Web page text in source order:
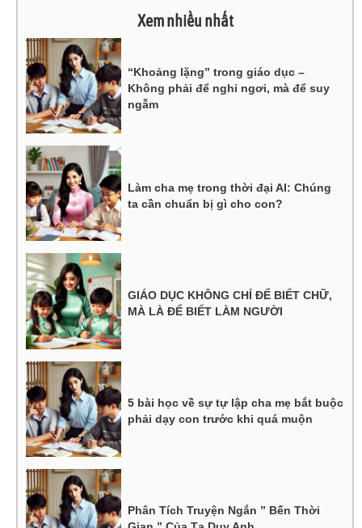
Xem nhiều nhất
“Khoảng lặng” trong giáo dục –
Không phải để nghỉ ngơi, mà để suy
ngẫm
Làm cha mẹ trong thời đại AI: Chúng
ta cần chuẩn bị gì cho con?
GIÁO DỤC KHÔNG CHỈ ĐỂ BIẾT CHỮ,
MÀ LÀ ĐỂ BIẾT LÀM NGƯỜI
5 bài học về sự tự lập cha mẹ bắt buộc
phải dạy con trước khi quá muộn
Phân Tích Truyện Ngắn ” Bến Thời